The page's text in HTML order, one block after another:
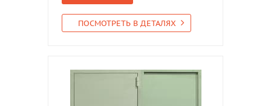
ПОСМОТРЕТЬ В ДЕТАЛЯХ